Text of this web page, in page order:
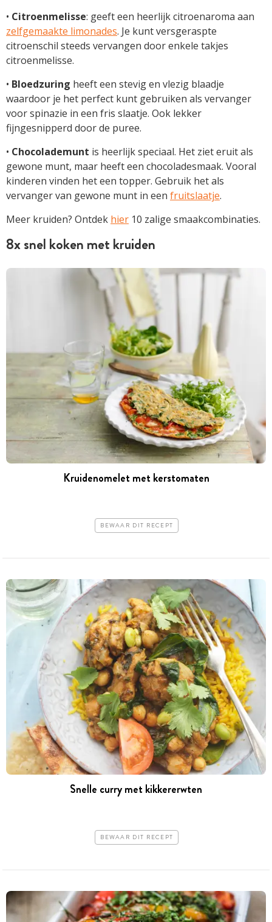
• Citroenmelisse: geeft een heerlijk citroenaroma aan
zelfgemaakte limonades. Je kunt versgeraspte
citroenschil steeds vervangen door enkele takjes
citroenmelisse.
• Bloedzuring heeft een stevig en vlezig blaadje
waardoor je het perfect kunt gebruiken als vervanger
voor spinazie in een fris slaatje. Ook lekker
fijngesnipperd door de puree.
• Chocolademunt is heerlijk speciaal. Het ziet eruit als
gewone munt, maar heeft een chocoladesmaak. Vooral
kinderen vinden het een topper. Gebruik het als
vervanger van gewone munt in een fruitslaatje.
Meer kruiden? Ontdek hier 10 zalige smaakcombinaties.
8x snel koken met kruiden
Kruidenomelet met kerstomaten
BEWAAR DIT RECEPT
Snelle curry met kikkererwten
BEWAAR DIT RECEPT